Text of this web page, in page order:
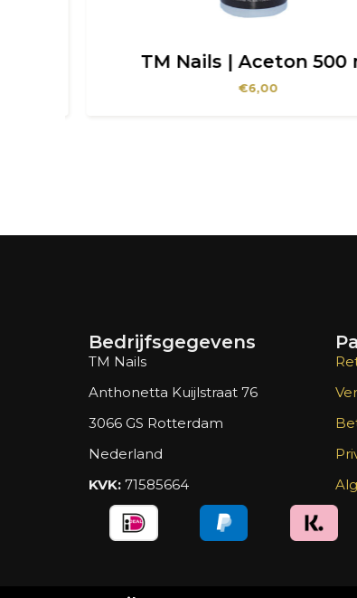
TM Nails | Aceton 500
6,00
Bedrijfsgegevens
TM Nails
Anthonetta Kuijlstraat 76
3066 GS Rotterdam
Nederland
KVK: 71585664